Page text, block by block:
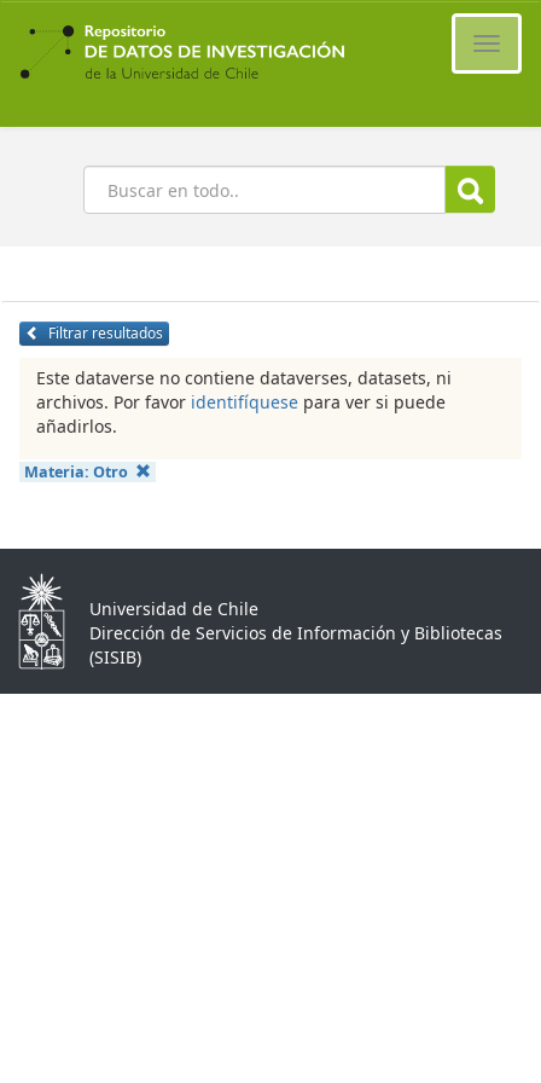
Ir
contenido
principal
Buscar
Filtrar resultados
Este dataverse no contiene dataverses, datasets, ni
archivos. Por favor identifíquese para ver si puede
añadirlos.
Materia: Otro
Universidad de Chile
Dirección de Servicios de Información y Bibliotecas
(SISIB)